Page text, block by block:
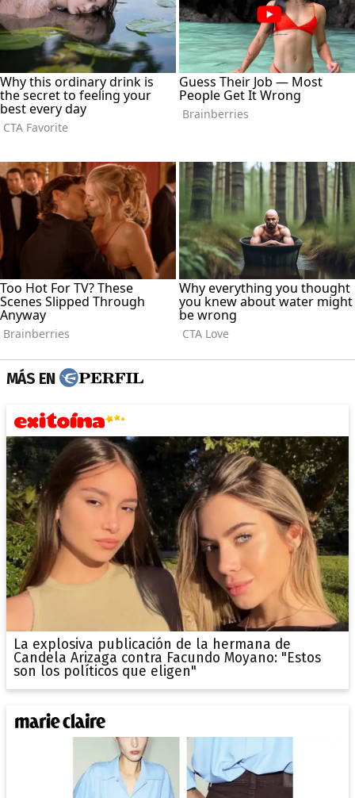
MÁS EN
La explosiva publicación de la hermana de
Candela Arizaga contra Facundo Moyano: "Estos
son los políticos que eligen"